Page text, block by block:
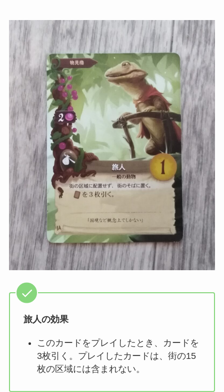
旅人の効果
このカードをプレイしたとき、カードを
3枚引く。プレイしたカードは、街の15
枚の区域には含まれない。